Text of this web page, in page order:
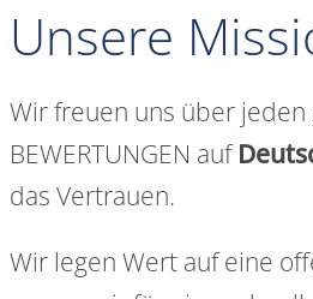
Unsere
Wir freuen uns über
BEWERTUNGEN auf
das Vertrauen.
Wir legen Wert auf eine